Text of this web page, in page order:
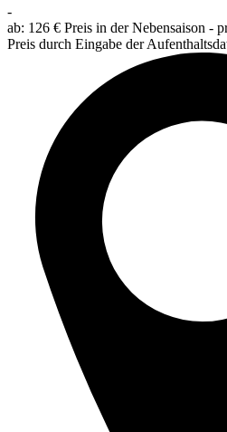
-
ab: 126 € Preis in der Nebensaison -
Preis durch Eingabe der